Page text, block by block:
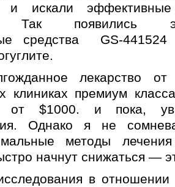
искали эффективные
Так появились
средства GS-
лекарство
клиниках премиум
$1000. и пока,
Однако я не
методы
начнут снижаться —
в